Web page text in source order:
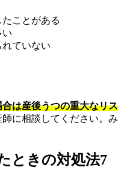
ことがある
い
れていない
は産後うつの重大なリス
に相談してください。み
ときの対処法7